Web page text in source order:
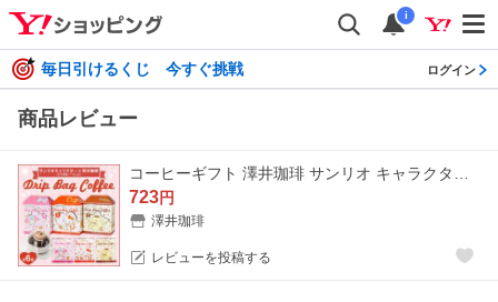
i
毎日引けるくじ 今すぐ挑戦 ログイン
商品レビュー
723円
澤井珈琲
レビューを投稿する